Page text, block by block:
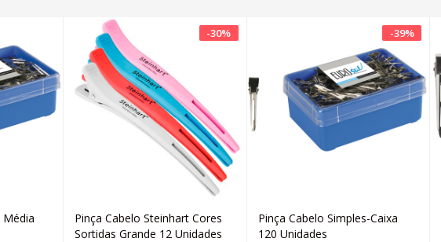
Média
-30%
Adicionar
Pinça Cabelo Steinhart Cores
Sortidas Grande 12 Unidades
-39%
Adicionar
Pinça Cabelo Simples-Caixa
120 Unidades